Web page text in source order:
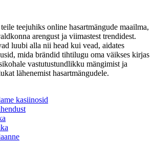
teejuhiks online hasartmängude maailma,
arengust ja viimastest trendidest.
luubi alla nii head kui vead, aidates
mida brändid tihtilugu oma väikses kirjas
vastutustundlikku mängimist ja
lähenemist hasartmängudele.
kasiinosid